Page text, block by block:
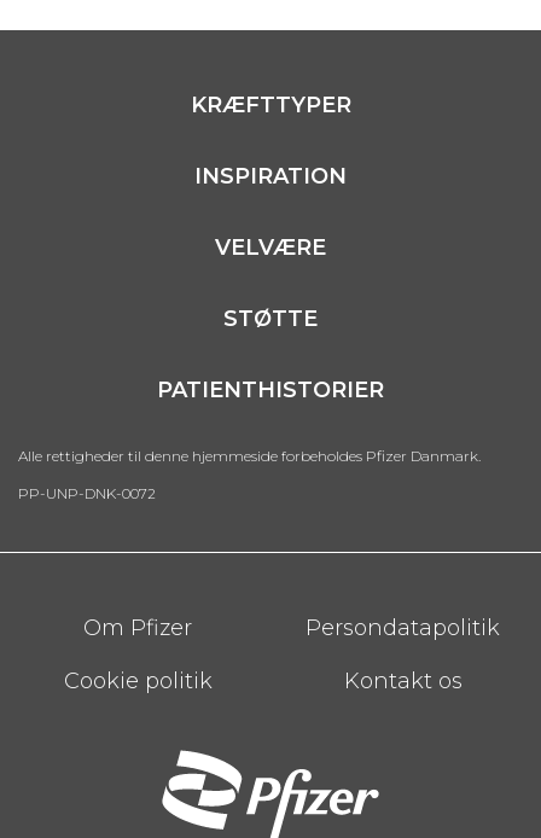
KRÆFTTYPER
INSPIRATION
VELVÆRE
STØTTE
PATIENTHISTORIER
Alle rettigheder til denne hjemmeside forbeholdes Pfizer Danmark.
PP-UNP-DNK-0072
FooterOm Pfizer
Persondatapolitik
Cookie politik
Kontakt os